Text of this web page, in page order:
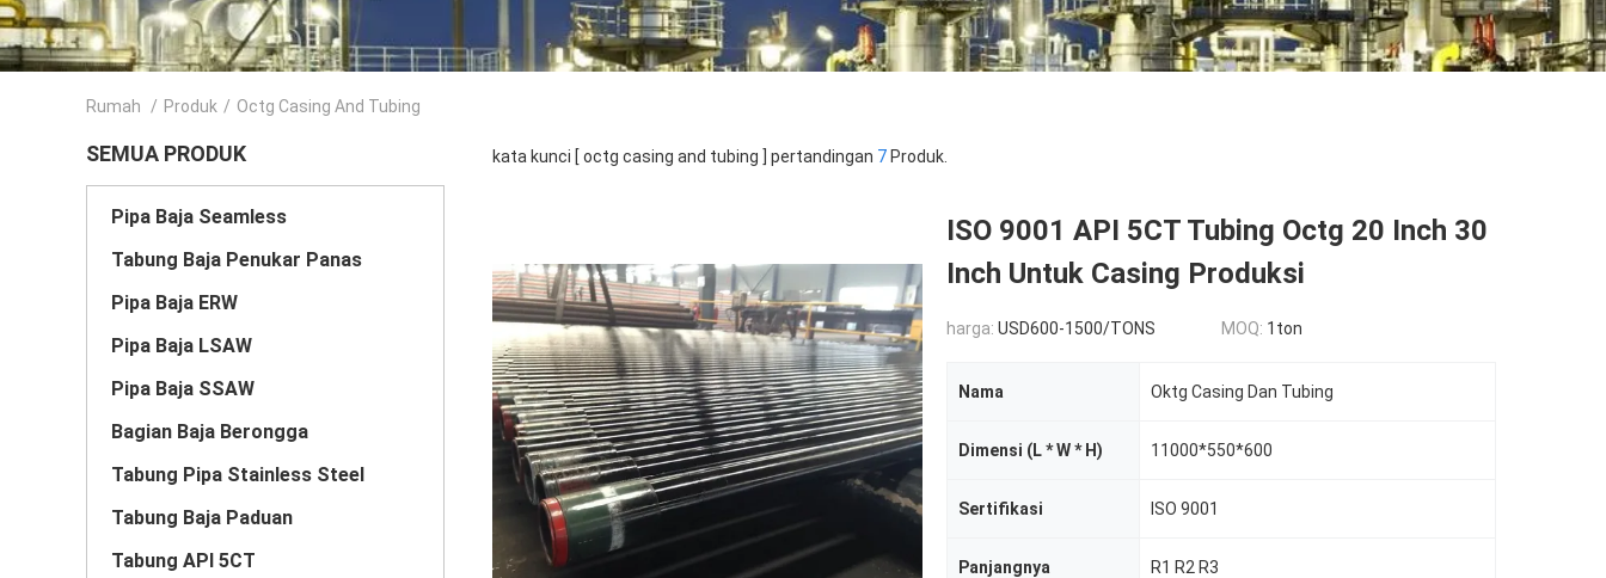
Rumah / Produk / Octg Casing And Tubing
SEMUA PRODUK
Pipa Baja Seamless
Tabung Baja Penukar Panas
Pipa Baja ERW
Pipa Baja LSAW
Pipa Baja SSAW
Bagian Baja Berongga
Tabung Pipa Stainless Steel
Tabung Baja Paduan
Tabung API 5CT
kata kunci [ octg casing and tubing ] pertandingan 7 Produk.
ISO 9001 API 5CT Tubing Octg 20 Inch 30
Inch Untuk Casing Produksi
harga: USD600-1500/TONS MOQ: 1ton
Nama Oktg Casing Dan Tubing
Dimensi (L * W * H) 11000*550*600
Sertifikasi ISO 9001
Panjangnya R1 R2 R3